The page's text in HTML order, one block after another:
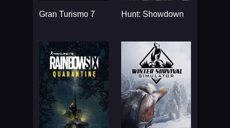
Gran Turismo 7 Hunt: Showdown